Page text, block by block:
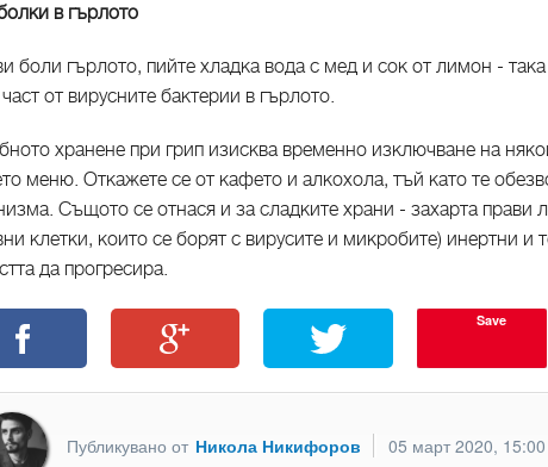
в гърлото
боли гърлото, пийте хладка вода с мед и сок от лимон -
от вирусните бактерии в гърлото.
хранене при грип изисква временно изключване на
меню. Откажете се от кафето и алкохола, тъй като те
Същото се отнася и за сладките храни - захарта прави
клетки, които се борят с вирусите и микробите) инертни и
да прогресира.
Save
Публикувано от Никола Никифоров
05 март 2020, 15:00